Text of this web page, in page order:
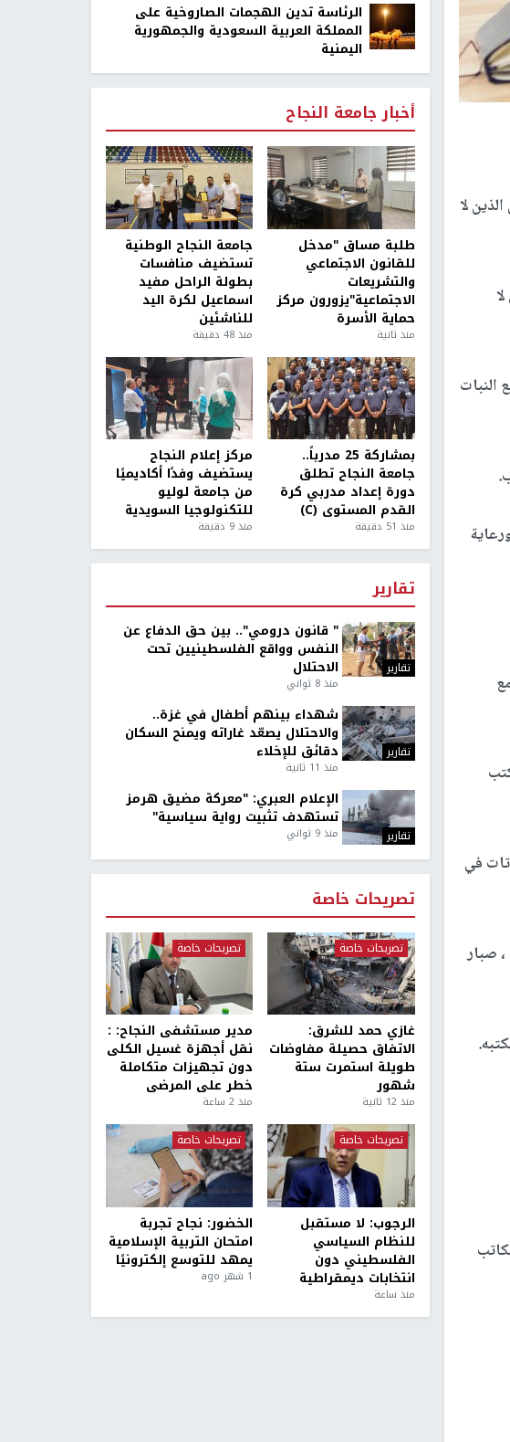
لا
النبات
مع
في
صبار
الرئاسة تدين الهجمات الصاروخية على
المملكة العربية السعودية والجمهورية
اليمنية
أخبار جامعة النجاح
طلبة مساق "مدخل
للقانون الاجتماعي
والتشريعات
الاجتماعية"يزورون مركز
حماية الأسرة
منذ ثانية
جامعة النجاح الوطنية
تستضيف منافسات
بطولة الراحل مفيد
اسماعيل لكرة اليد
للناشئين
منذ 48 دقيقة
بمشاركة 25 مدرباً..
جامعة النجاح تطلق
دورة إعداد مدربي كرة
القدم المستوى (C)
منذ 51 دقيقة
مركز إعلام النجاح
يستضيف وفدًا أكاديميًا
من جامعة لوليو
للتكنولوجيا السويدية
منذ 9 دقيقة
تقارير
تقارير
" قانون درومي".. بين حق الدفاع عن
النفس وواقع الفلسطينيين تحت
الاحتلال
منذ 8 ثواني
تقارير
شهداء بينهم أطفال في غزة..
والاحتلال يصعّد غاراته ويمنح السكان
دقائق للإخلاء
منذ 11 ثانية
تقارير
الإعلام العبري: "معركة مضيق هرمز
تستهدف تثبيت رواية سياسية"
منذ 9 ثواني
تصريحات خاصة
تصريحات خاصة
غازي حمد للشرق:
الاتفاق حصيلة مفاوضات
طويلة استمرت ستة
شهور
منذ 12 ثانية
تصريحات خاصة
مدير مستشفى النجاح: :
نقل أجهزة غسيل الكلى
دون تجهيزات متكاملة
خطر على المرضى
منذ 2 ساعة
تصريحات خاصة
الرجوب: لا مستقبل
للنظام السياسي
الفلسطيني دون
انتخابات ديمقراطية
منذ ساعة
تصريحات خاصة
الخضور: نجاح تجربة
امتحان التربية الإسلامية
يمهد للتوسع إلكترونيًا
1 شهر ago